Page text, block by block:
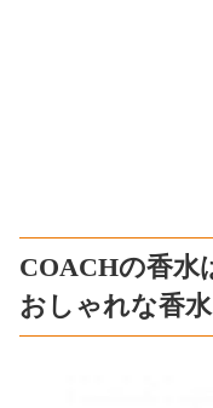
COACHの香水
おしゃれな香水